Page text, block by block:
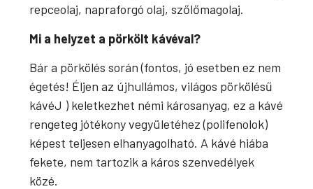
repceolaj, napraforgó olaj, szőlőmagolaj.
Mi a helyzet a pörkölt kávéval?
Bár a pörkölés során (fontos, jó esetben ez nem
égetés! Éljen az újhullámos, világos pörkölésű
kávéJ ) keletkezhet némi károsanyag, ez a kávé
rengeteg jótékony vegyületéhez (polifenolok)
képest teljesen elhanyagolható. A kávé hiába
fekete, nem tartozik a káros szenvedélyek
közé.